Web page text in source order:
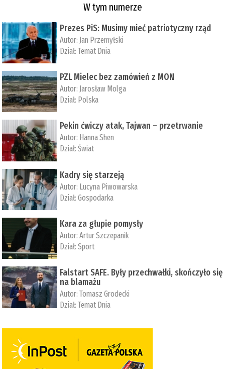
W tym numerze
Prezes PiS: Musimy mieć patriotyczny rząd
Autor: Jan Przemyłski
Dział:Temat Dnia
PZL Mielec bez zamówień z MON
Autor: Jarosław Molga
Dział: Polska
Pekin ćwiczy atak, Tajwan – przetrwanie
Autor: ­Hanna Shen
Dział:Świat
Kadry się starzeją
Autor: Lucyna Piwowarska
Dział:Gospodarka
Kara za głupie pomysły
Autor:Artur Szczepanik
Dział:Sport
Falstart SAFE. Były przechwałki, skończyło się
na blamażu
Autor:Tomasz Grodecki
Dział:Temat Dnia